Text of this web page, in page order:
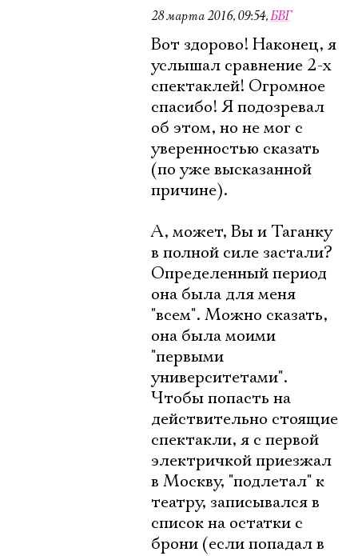
28 марта 2016, 09:54,БВГ
Вот здорово! Наконец, я
услышал сравнение 2-х
спектаклей! Огромное
спасибо! Я подозревал
об этом, но не мог с
уверенностью сказать
(по уже высказанной
причине).
А, может, Вы и Таганку
в полной силе застали?
Определенный период
она была для меня
"всем". Можно сказать,
она была моими
"первыми
университетами".
Чтобы попасть на
действительно стоящие
спектакли, я с первой
электричкой приезжал
в Москву, "подлетал" к
театру, записывался в
список на остатки с
брони (если попадал в